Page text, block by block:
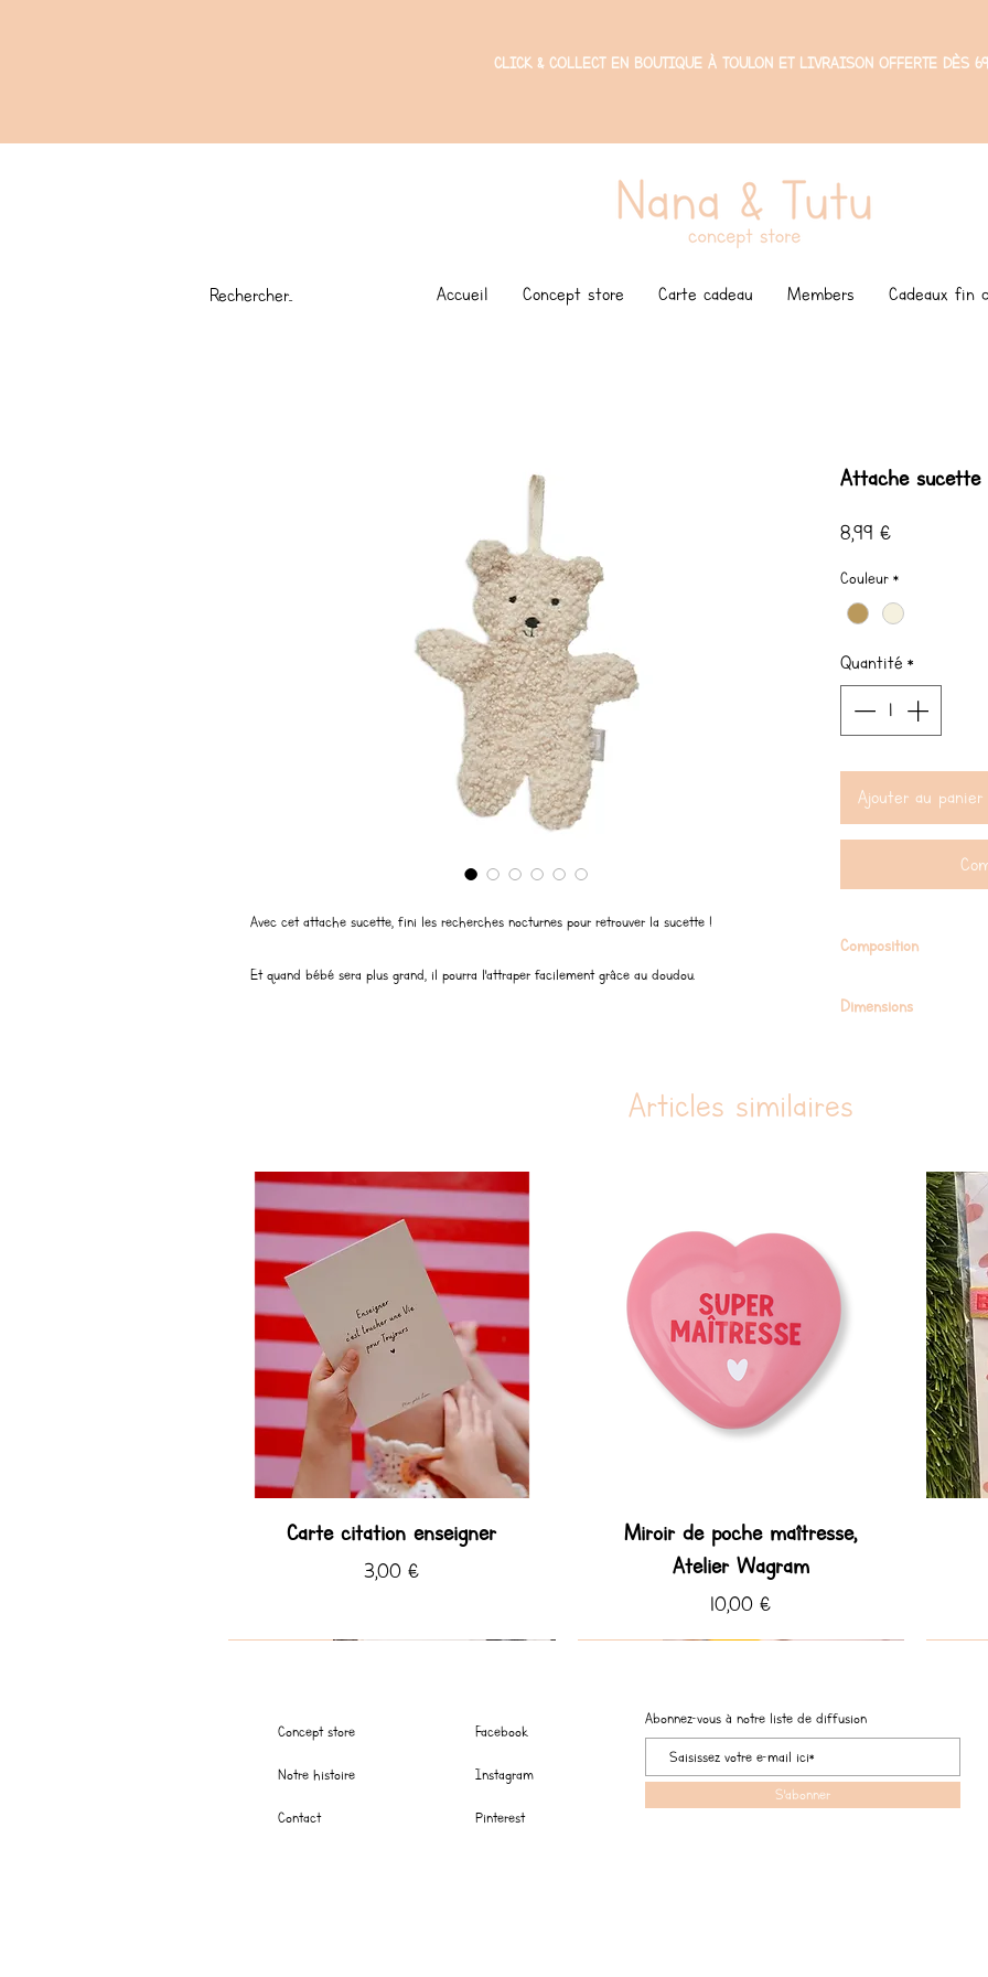
CLICK & COLLECT EN BOUTIQUE À TOULON ET LIVRAISON OFFERTE DÈS
Accueil Concept store Carte cadeau Members Cadeaux fin
Avec cet attache sucette, fini les recherches nocturnes pour retrouver la sucette !
Et quand bébé sera plus grand, il pourra l'attraper facilement grâce au doudou.
Attache sucette
8,99 €Prix
Couleur *
Quantité *
Ajouter au panier
Composition
Dimensions
Articles similaires
Carte citation enseigner
Prix
3,00 €
Miroir de poche maîtresse,
Atelier Wagram
Prix
10,00 €
Concept store
Notre histoire
Contact
Facebook
Instagram
Pinterest
Abonnez-vous à notre liste de diffusion
S'abonner